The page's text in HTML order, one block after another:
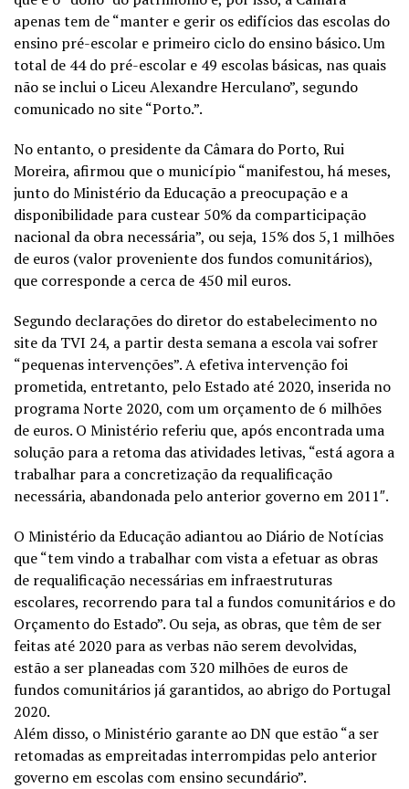
apenas tem de “manter e gerir os edifícios das escolas do
ensino pré-escolar e primeiro ciclo do ensino básico. Um
total de 44 do pré-escolar e 49 escolas básicas, nas quais
não se inclui o Liceu Alexandre Herculano”, segundo
comunicado no site “Porto.”.
No entanto, o presidente da Câmara do Porto, Rui
Moreira, afirmou que o município “manifestou, há meses,
junto do Ministério da Educação a preocupação e a
disponibilidade para custear 50% da comparticipação
nacional da obra necessária”, ou seja, 15% dos 5,1 milhões
de euros (valor proveniente dos fundos comunitários),
que corresponde a cerca de 450 mil euros.
Segundo declarações do diretor do estabelecimento no
site da TVI 24, a partir desta semana a escola vai sofrer
“pequenas intervenções”. A efetiva intervenção foi
prometida, entretanto, pelo Estado até 2020, inserida no
programa Norte 2020, com um orçamento de 6 milhões
de euros. O Ministério referiu que, após encontrada uma
solução para a retoma das atividades letivas, “está agora a
trabalhar para a concretização da requalificação
necessária, abandonada pelo anterior governo em 2011″.
O Ministério da Educação adiantou ao Diário de Notícias
que “tem vindo a trabalhar com vista a efetuar as obras
de requalificação necessárias em infraestruturas
escolares, recorrendo para tal a fundos comunitários e do
Orçamento do Estado”. Ou seja, as obras, que têm de ser
feitas até 2020 para as verbas não serem devolvidas,
estão a ser planeadas com 320 milhões de euros de
fundos comunitários já garantidos, ao abrigo do Portugal
2020.
Além disso, o Ministério garante ao DN que estão “a ser
retomadas as empreitadas interrompidas pelo anterior
governo em escolas com ensino secundário”.